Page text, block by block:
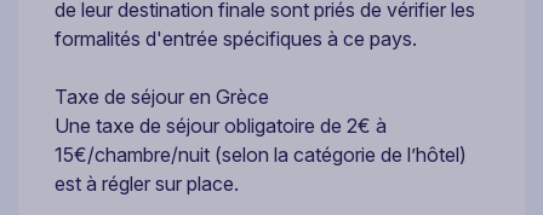
de leur destination finale sont priés de vérifier les
formalités d'entrée spécifiques à ce pays.
Taxe de séjour en Grèce
Une taxe de séjour obligatoire de 2€ à
15€/chambre/nuit (selon la catégorie de l’hôtel)
est à régler sur place.